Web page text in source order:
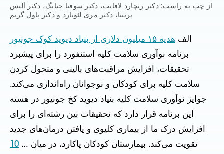
از چپ به راست: دکتر ریچارد لافایت، دکتر سوفیا جیانگ، دکتر آلیس
برتینا، دکتر مری لئونارد و دکتر پاول گریم
الف هدیه ۱۵ میلیون دلاری از بنیاد دیوید کوک جونیور
برنامه نوآوری سلامت کلیه استنفورد را برای پیشبرد
تحقیقات، افزایش مراقبت‌های بالینی و متحول کردن
سلامت کلیه برای کودکان و نوجوانان راه‌اندازی می‌کند.
جوایز نوآوری سلامت کلیه بنیاد دیوید کخ جونیور در هسته
این برنامه قرار دارد که تحقیقات بین رشته‌ای را برای
افزایش درک ما از بیماری کلیوی و یافتن درمان‌های جدید
تقویت می‌کند. بیمارستان کودکان پاکارد، در میان ... 10